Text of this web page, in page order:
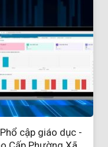
cập giáo dục -